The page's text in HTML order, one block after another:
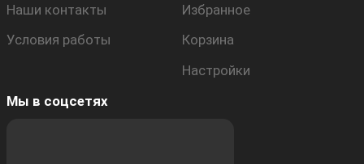
Наши контакты
Условия работы
Избранное
Корзина
Настройки
Мы в соцсетях